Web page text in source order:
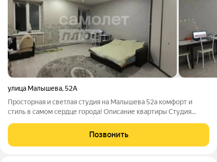
улица Малышева,52А
Просторная и светлая студия на Малышева 52а комфорт и
стиль в самом сердце города! Описание квартиры Студия
качественный ремонт: установлена надежная входная дверь,
натяжные потолки по всей квартире
Позвонить